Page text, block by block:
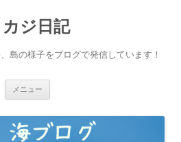
カジ日記
島の様子をブログで発信しています！
メニュー
ツ
へ